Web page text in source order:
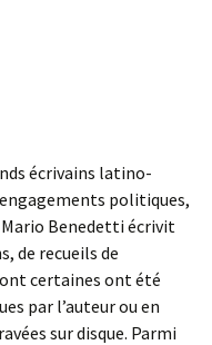
écrivains latino-
politiques,
Benedetti écrivit
de recueils de
certaines ont été
par l’auteur ou en
sur disque. Parmi